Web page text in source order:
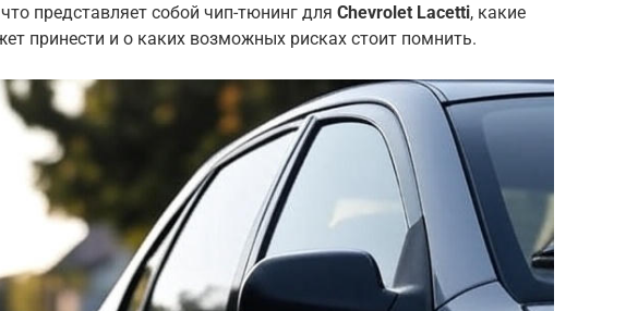
представляет собой чип-тюнинг для Chevrolet Lacetti, какие
принести и о каких возможных рисках стоит помнить.